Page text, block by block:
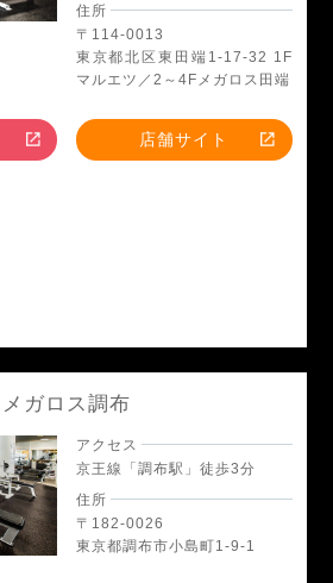
住所
〒114-0013
東京都北区東田端1-17-32 1F
マルエツ／2～4Fメガロス田端
店舗サイト
メガロス調布
アクセス
京王線「調布駅」徒歩3分
住所
〒182-0026
東京都調布市小島町1-9-1